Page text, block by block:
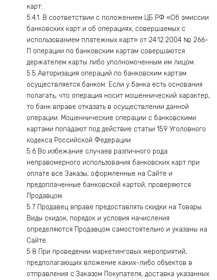
карт:
5.4.1. В соответствии с положением ЦБ РФ «Об эмиссии
банковских карт и об операциях, совершаемых с
использованием платежных карт» от 24.12.2004 № 266-
П операции по банковским картам совершаются
держателем карты либо уполномоченным им лицом.
5.5 Авторизация операций по банковским картам
осуществляется банком. Если у банка есть основания
полагать, что операция носит мошеннический характер,
то банк вправе отказать в осуществлении данной
операции. Мошеннические операции с банковскими
картами попадают под действие статьи 159 Уголовного
кодекса Российской Федерации.
5.6 Во избежание случаев различного рода
неправомерного использования банковских карт при
оплате все Заказы, оформленные на Сайте и
предоплаченные банковской картой, проверяются
Продавцом.
5.7 Продавец вправе предоставлять скидки на Товары.
Виды скидок, порядок и условия начисления
определяются Продавцом самостоятельно и указаны на
Сайте.
5.8 При проведении маркетинговых мероприятий,
предполагающих вложение каких-либо объектов в
отправления с Заказом Покупателя, доставка указанных